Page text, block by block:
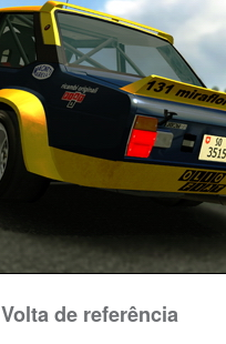
Volta de referência